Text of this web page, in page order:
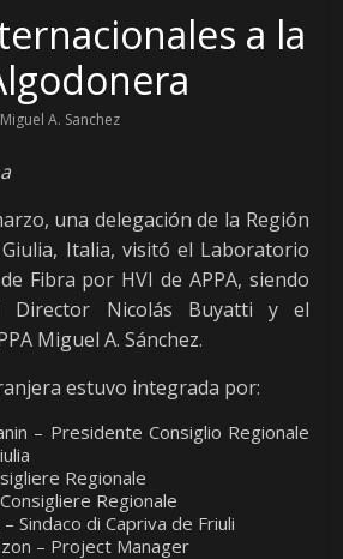
a la
Miguel A. Sanchez
una delegación de la Región
Italia, visitó el Laboratorio
Fibra por HVI de APPA, siendo
Director Nicolás Buyatti y el
Miguel A. Sánchez.
estuvo integrada por:
– Presidente Consiglio Regionale
Regionale
Regionale
Sindaco di Capriva de Friuli
– Project Manager